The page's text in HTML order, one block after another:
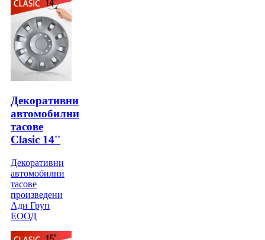
Декоративни
автомобилни
тасове
Clasic 14''
Декоративни
автомобилни
тасове
произведени
Ади Груп
ЕООД